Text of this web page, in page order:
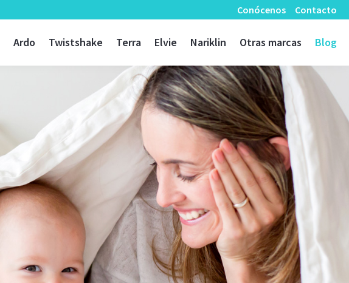
Conócenos Contacto
Ardo Twistshake Terra Elvie Nariklin Otras marcas Blog